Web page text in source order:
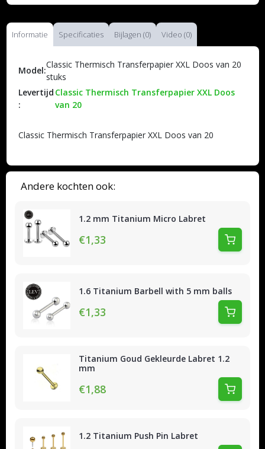
Andere kochten ook:
1.2 mm Titanium Micro Labret
€1,33
1.6 Titanium Barbell with 5 mm balls
€1,33
Titanium Goud Gekleurde Labret 1.2
mm
€1,88
1.2 Titanium Push Pin Labret
Informatie Specificaties Bijlagen (0) Video (0)
Model:
Classic Thermisch Transferpapier XXL Doos van 20
stuks
Levertijd
:
Classic Thermisch Transferpapier XXL Doos
van 20
Classic Thermisch Transferpapier XXL Doos van 20